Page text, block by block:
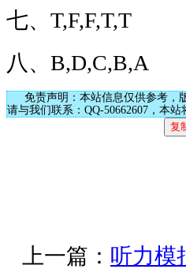
七、T,F,F,T,T
八、B,D,C,B,A
免责声明：本站信息仅供参考，
请与我们联系：QQ-50662607，本站
上一篇： 听力模